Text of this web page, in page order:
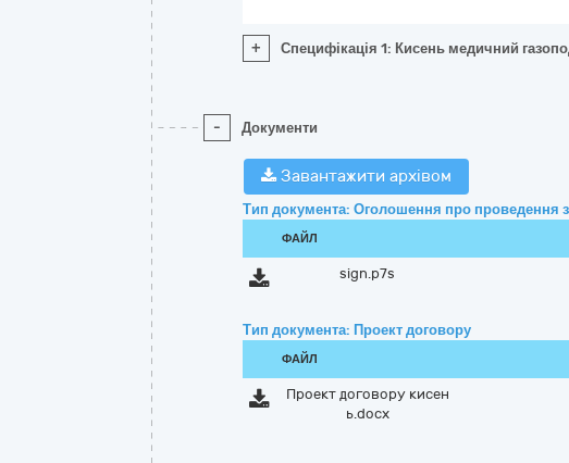
+ Специфікація 1: Кисень медичний
- Документи
Завантажити архівом
Тип документа: Оголошення про проведення
ФАЙЛ
sign.p7s
Тип документа: Проект договору
ФАЙЛ
Проект договору кисен
ь.docx